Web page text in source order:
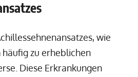
wie
zu erheblichen
Diese Erkrankungen